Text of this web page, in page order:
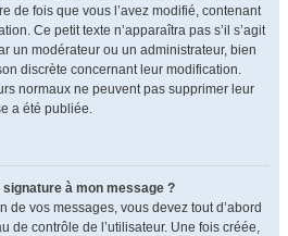
de fois que vous l’avez modifié, contenant
Ce petit texte n’apparaîtra pas s’il s’agit
un modérateur ou un administrateur, bien
discrète concernant leur modification.
normaux ne peuvent pas supprimer leur
a été publiée.
à mon message ?
de vos messages, vous devez tout d’abord
de contrôle de l’utilisateur. Une fois créée,